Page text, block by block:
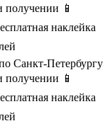
получении 📱
наклейка
Санкт-Петербургу
получении 📱
наклейка